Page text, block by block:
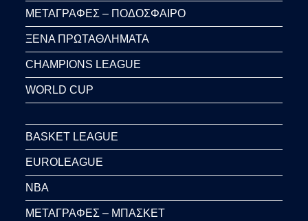
ΜΕΤΑΓΡΑΦΕΣ – ΠΟΔΟΣΦΑΙΡΟ
ΞΕΝΑ ΠΡΩΤΑΘΛΗΜΑΤΑ
CHAMPIONS LEAGUE
WORLD CUP
BASKET LEAGUE
EUROLEAGUE
NBA
ΜΕΤΑΓΡΑΦΕΣ – ΜΠΑΣΚΕΤ